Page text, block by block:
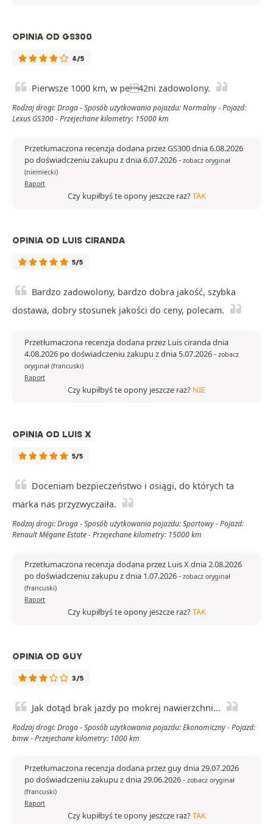
OPINIA OD GS300
4/5
Pierwsze 1000 km, w pe42ni zadowolony.
Rodzaj drogi: Droga - Sposób użytkowania pojazdu: Normalny - Pojazd:
Lexus GS300 - Przejechane kilometry: 15000 km
Przetłumaczona recenzja dodana przez GS300 dnia 6.08.2026
po doświadczeniu zakupu z dnia 6.07.2026- zobacz oryginał
(niemiecki)
Raport
Czy kupiłbyś te opony jeszcze raz?TAK
OPINIA OD LUIS CIRANDA
5/5
Bardzo zadowolony, bardzo dobra jakość, szybka
dostawa, dobry stosunek jakości do ceny, polecam.
Przetłumaczona recenzja dodana przez Luis ciranda dnia
4.08.2026 po doświadczeniu zakupu z dnia 5.07.2026- zobacz
oryginał (francuski)
Raport
Czy kupiłbyś te opony jeszcze raz? NIE
OPINIA OD LUIS X
5/5
Doceniam bezpieczeństwo i osiągi, do których ta
marka nas przyzwyczaiła.
Rodzaj drogi: Droga - Sposób użytkowania pojazdu: Sportowy - Pojazd:
Renault Mégane Estate - Przejechane kilometry: 15000 km
Przetłumaczona recenzja dodana przez Luis X dnia 2.08.2026
po doświadczeniu zakupu z dnia 1.07.2026- zobacz oryginał
(francuski)
Raport
Czy kupiłbyś te opony jeszcze raz?TAK
OPINIA OD GUY
3/5
Jak dotąd brak jazdy po mokrej nawierzchni...
Rodzaj drogi: Droga - Sposób użytkowania pojazdu: Ekonomiczny - Pojazd:
bmw - Przejechane kilometry: 1000 km
Przetłumaczona recenzja dodana przez guy dnia 29.07.2026
po doświadczeniu zakupu z dnia 29.06.2026- zobacz oryginał
(francuski)
Raport
Czy kupiłbyś te opony jeszcze raz?TAK